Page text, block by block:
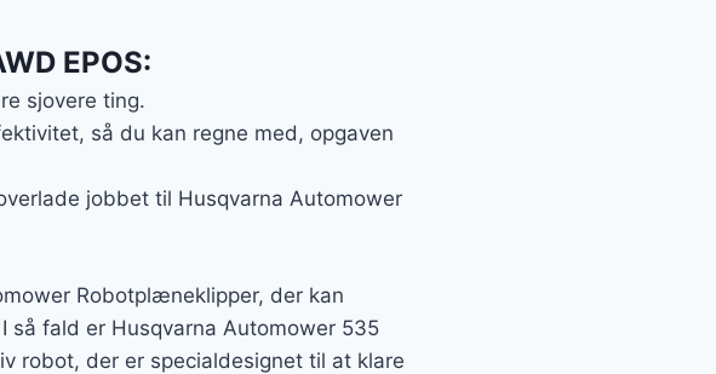
EPOS:
sjovere ting.
så du kan regne med, opgaven
jobbet til Husqvarna Automower
Robotplæneklipper, der kan
så fald er Husqvarna Automower 535
robot, der er specialdesignet til at klare